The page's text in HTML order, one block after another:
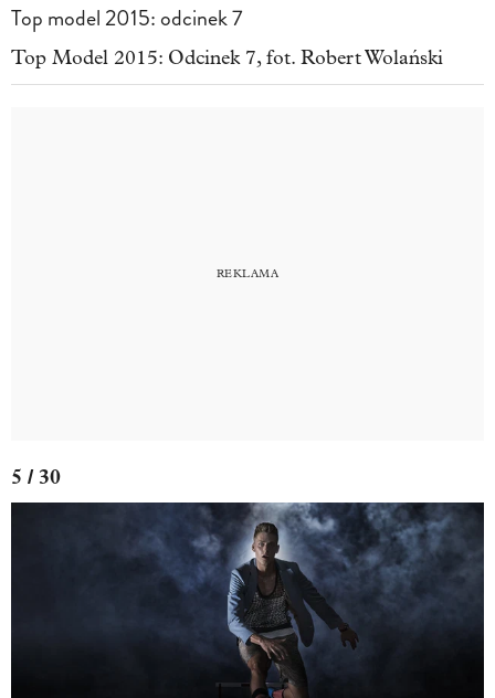
Top model 2015: odcinek 7
Top Model 2015: Odcinek 7, fot. Robert Wolański
5 / 30